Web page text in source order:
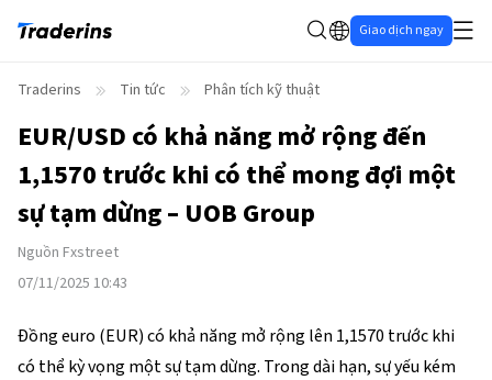
Giao dịch ngay
Traderins Tin tức Phân tích kỹ thuật
EUR/USD có khả năng mở rộng đến
1,1570 trước khi có thể mong đợi một
sự tạm dừng – UOB Group
Nguồn Fxstreet
07/11/2025 10:43
Đồng euro (EUR) có khả năng mở rộng lên 1,1570 trước khi
có thể kỳ vọng một sự tạm dừng. Trong dài hạn, sự yếu kém